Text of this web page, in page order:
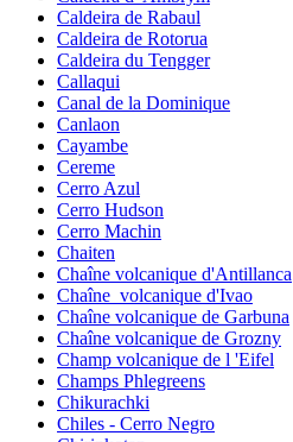
Caldeira de Rabaul
Caldeira de Rotorua
Caldeira du Tengger
Callaqui
Canal de la Dominique
Canlaon
Cayambe
Cereme
Cerro Azul
Cerro Hudson
Cerro Machin
Chaiten
Chaîne volcanique d'Antillanca
Chaîne_volcanique d'Ivao
Chaîne volcanique de Garbuna
Chaîne volcanique de Grozny
Champ volcanique de l 'Eifel
Champs Phlegreens
Chikurachki
Chiles - Cerro Negro